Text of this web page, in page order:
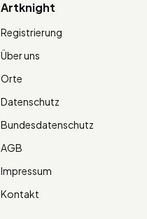
Artknight
Registrierung
Über uns
Orte
Datenschutz
Bundesdatenschutz
AGB
Impressum
Kontakt